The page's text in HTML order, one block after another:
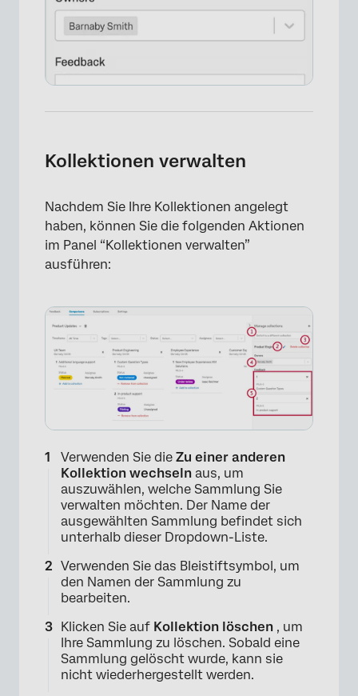
×
Kollektionen verwalten
Nachdem Sie Ihre Kollektionen angelegt
haben, können Sie die folgenden Aktionen
im Panel “Kollektionen verwalten”
ausführen:
Verwenden Sie die Zu einer anderen
Kollektion wechseln aus, um
auszuwählen, welche Sammlung Sie
verwalten möchten. Der Name der
ausgewählten Sammlung befindet sich
unterhalb dieser Dropdown-Liste.
Verwenden Sie das Bleistiftsymbol, um
den Namen der Sammlung zu
bearbeiten.
Klicken Sie auf Kollektion löschen , um
Ihre Sammlung zu löschen. Sobald eine
Sammlung gelöscht wurde, kann sie
nicht wiederhergestellt werden.